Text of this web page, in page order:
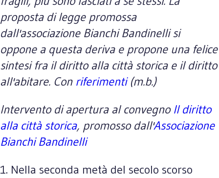
proposta di legge promossa
dall'associazione Bianchi Bandinelli si
oppone a questa deriva e propone una felice
sintesi fra il diritto alla città storica e il diritto
all'abitare. Con riferimenti(m.b.)
Intervento di apertura al convegno Il diritto
alla città storica, promosso dall'Associazione
Bianchi Bandinelli
1. Nella seconda metà del secolo scorso